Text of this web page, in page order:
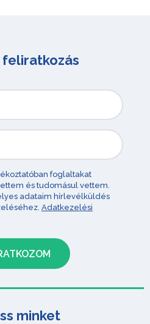
foglaltakat
és tudomásul vettem.
adataim hírlevélküldés
Adatkezelési
minket